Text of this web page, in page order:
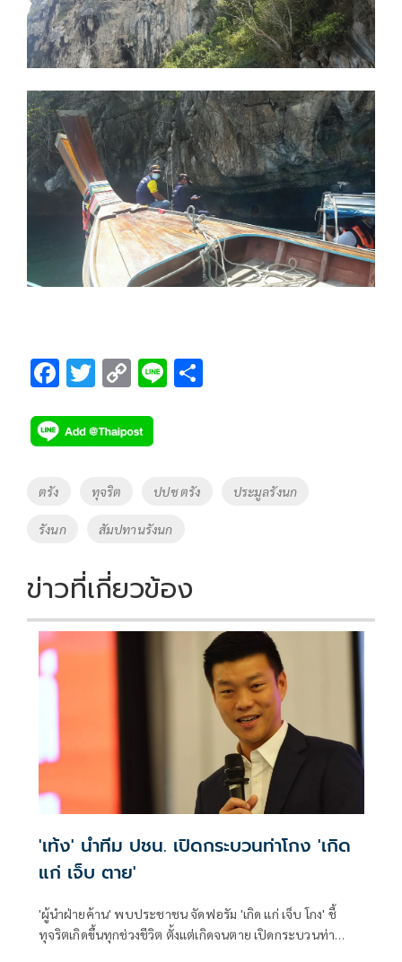
F
e
b
k
T
tt
er
C
p
y
Li
k
Li
Tags
ตรัง ทุจริต ปปช ตรัง ประมูลรังนก
รังนก สัมปทานรังนก
ข่าวที่เกี่ยวข้อง
'เท้ง' นำทีม ปชน. เปิดกระบวนท่าโกง 'เกิด
แก่ เจ็บ ตาย'
'ผู้นำฝ่ายค้าน' พบประชาชน จัดฟอรัม 'เกิด แก่ เจ็บ โกง' ชี้
ทุจริตเกิดขึ้นทุกช่วงชีวิต ตั้งแต่เกิดจนตาย เปิดกระบวนท่า